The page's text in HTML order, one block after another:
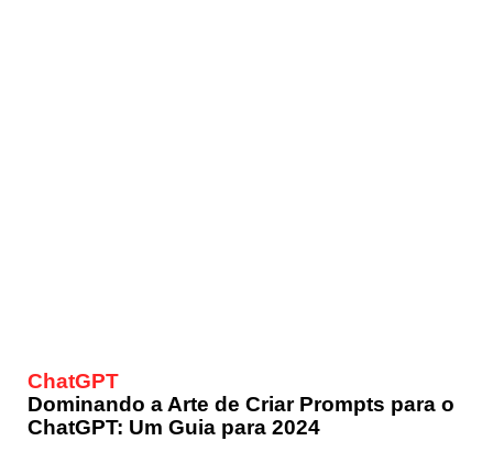
ChatGPT
Dominando a Arte de Criar Prompts para o
ChatGPT: Um Guia para 2024